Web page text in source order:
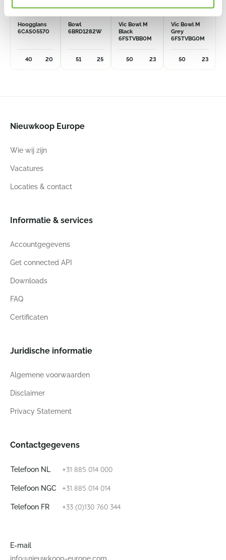
Hoogglans
6CAS05570
40 20
Bowl
6BRD1282W
51 25
Vic Bowl M
Black
6FSTVBB0M
50 23
Vic Bowl M
Grey
6FSTVBG0M
50 23
Nieuwkoop Europe
Wie wij zijn
Vacatures
Locaties & contact
Informatie & services
Accountgegevens
Get connected API
Downloads
FAQ
Certificaten
Juridische informatie
Algemene voorwaarden
Disclaimer
Privacy Statement
Contactgegevens
Telefoon NL +31 885 014 000
Telefoon NGC +31 885 014 014
Telefoon FR +33 (0)130 760 344
E-mail